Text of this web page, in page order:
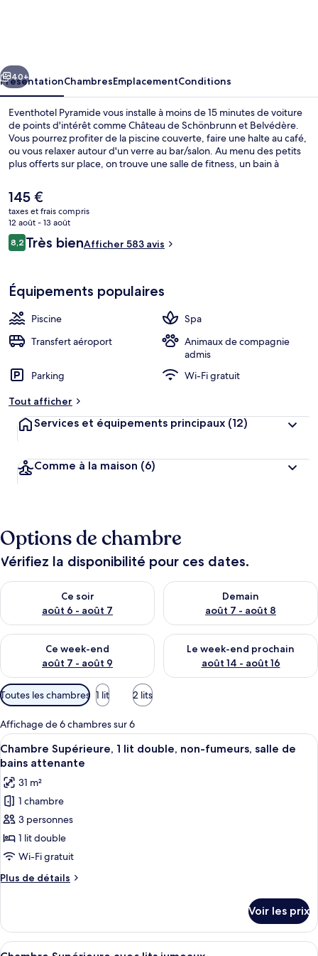
Suivant
40+
PrésentationChambresEmplacementConditions
Eventhotel Pyramide vous installe à moins de 15 minutes de voiture
de points d'intérêt comme Château de Schönbrunn et Belvédère.
Vous pourrez profiter de la piscine couverte, faire une halte au café,
ou vous relaxer autour d'un verre au bar/salon. Au menu des petits
plus offerts sur place, on trouve une salle de fitness, un bain à
Le
prix
actuel
est
de
145 €
taxes et frais compris
12 août - 13 août
Avis
voyageurs
8,28,2 sur 10
Très bienAfficher 583 avis
Équipements populaires
Piscine
Spa
Transfert aéroport
Animaux de compagnie
admis
Parking
Wi-Fi gratuit
Tout afficher
Services et équipements principaux (12)
Comme à la maison (6)
Options de chambre
Vérifiez la disponibilité pour ces dates.
Ce soir
août 6 - août 7
Vérifier la disponibilité pour ce soir août 6 - août 7
Demain
août 7 - août 8
Vérifier la disponibilité pour
Ce week-end
août 7 - août 9
Vérifier la disponibilité pour ce week-end août 7 - août 9
Le week-end prochain
août 14 - août 16
Vérifier la disponibilité pour
Filtres
disponibles
pour
les
chambres
Toutes les chambres 1 lit 2 lits
Affichage de 6 chambres sur 6
Afficher
toutes
les
photos
pour
ce
type
de
chambre :
Chambre
1
lit
Chambre Supérieure, 1 lit double,
5
Chambre Supérieure, 1 lit double, non-fumeurs, salle de
bains attenante
31 m²
1 chambre
3 personnes
1 lit double
Wi-Fi gratuit
Plus de détails
Plus
le
type
Voir les prix
Afficher
Une chambre d’hôtel avec deux